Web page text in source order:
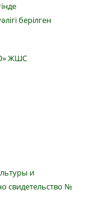
берілген
ЖШС
и
свидетельство №